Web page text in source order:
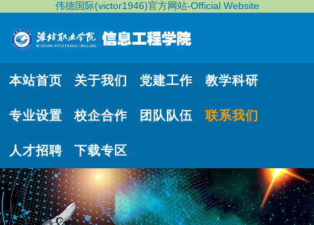
伟德国际(victor1946)官方网站-Official Website
本站首页 关于我们 党建工作 教学科研
专业设置 校企合作 团队队伍 联系我们
人才招聘 下载专区